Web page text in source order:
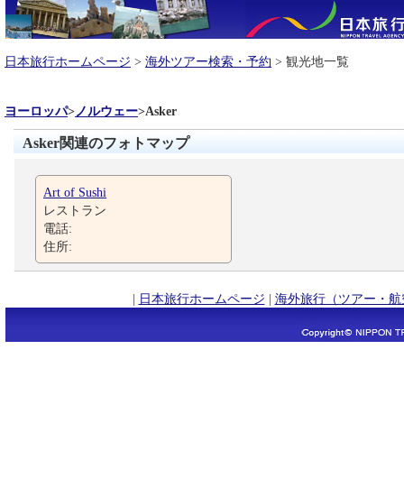
日本旅行ホームページ > 海外ツアー検索・予約 > 観光地一覧
ヨーロッパ>ノルウェー>Asker
Asker関連のフォトマップ
Art of Sushi
レストラン
電話:
住所:
| 日本旅行ホームページ | 海外旅行（ツアー・航